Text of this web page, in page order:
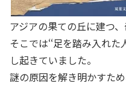
アジアの果ての丘に建つ
そこでは‘‘足を踏み入れ
し起きていました。
謎の原因を解き明かすた